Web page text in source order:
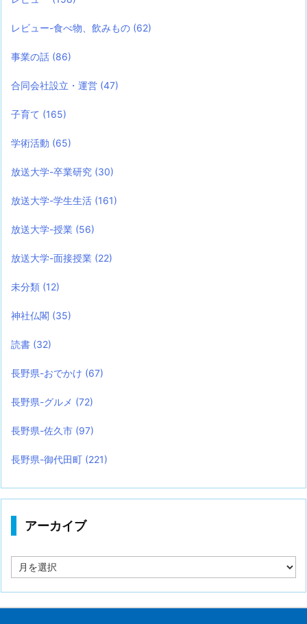
レビュー-食べ物、飲みもの (62)
事業の話 (86)
合同会社設立・運営 (47)
子育て (165)
学術活動 (65)
放送大学-卒業研究 (30)
放送大学-学生生活 (161)
放送大学-授業 (56)
放送大学-面接授業 (22)
未分類 (12)
神社仏閣 (35)
読書 (32)
長野県-おでかけ (67)
長野県-グルメ (72)
長野県-佐久市 (97)
長野県-御代田町 (221)
アーカイブ
ー